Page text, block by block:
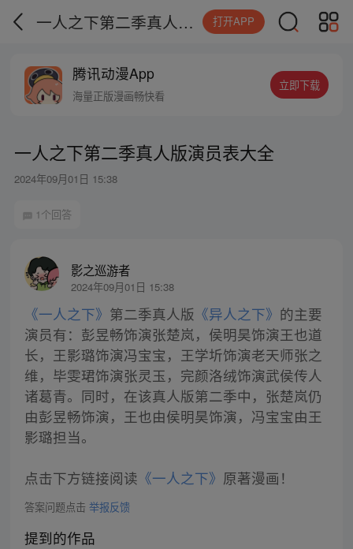
一人之下第二季真人版演员表大全 打开APP
腾讯动漫App
海量正版漫画畅快看
立即下载
一人之下第二季真人版演员表大全
2024年09月01日 15:38
1个回答
影之巡游者
2024年09月01日 15:38
《一人之下》 第二季真人版 《异人之下》 的主要
演员有：彭昱畅饰演张楚岚，侯明昊饰演王也道
长，王影璐饰演冯宝宝，王学圻饰演老天师张之
维，毕雯珺饰演张灵玉，完颜洛绒饰演武侯传人
诸葛青。同时，在该真人版第二季中，张楚岚仍
由彭昱畅饰演，王也由侯明昊饰演，冯宝宝由王
影璐担当。
点击下方链接阅读 《一人之下》 原著漫画！
答案问题点击 举报反馈
提到的作品